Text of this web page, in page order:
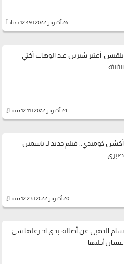
26 أكتوبر 2022 | 12:49 صباحاً
بلقيس: أعتبر شيرين عبد الوهاب أختي
الثالثة
24 أكتوبر 2022 | 12:11 مساءً
أكشن كوميدي.. فيلم جديد لـ ياسمين
صبري
20 أكتوبر 2022 | 12:23 مساءً
شام الذهبي عن أصالة: بدي اخترعلها شئ
عشان أحليها